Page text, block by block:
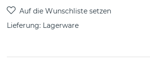
Lieferung: Lagerware